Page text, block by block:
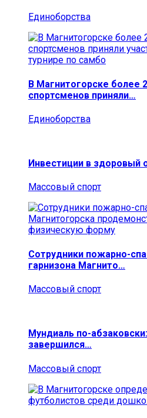
Единоборства
В Магнитогорске более
спортсменов приняли…
Единоборства
Инвестиции в здоровый
Массовый спорт
Сотрудники пожарно-
гарнизона Магнито…
Массовый спорт
Мундиаль по-
завершился…
Массовый спорт